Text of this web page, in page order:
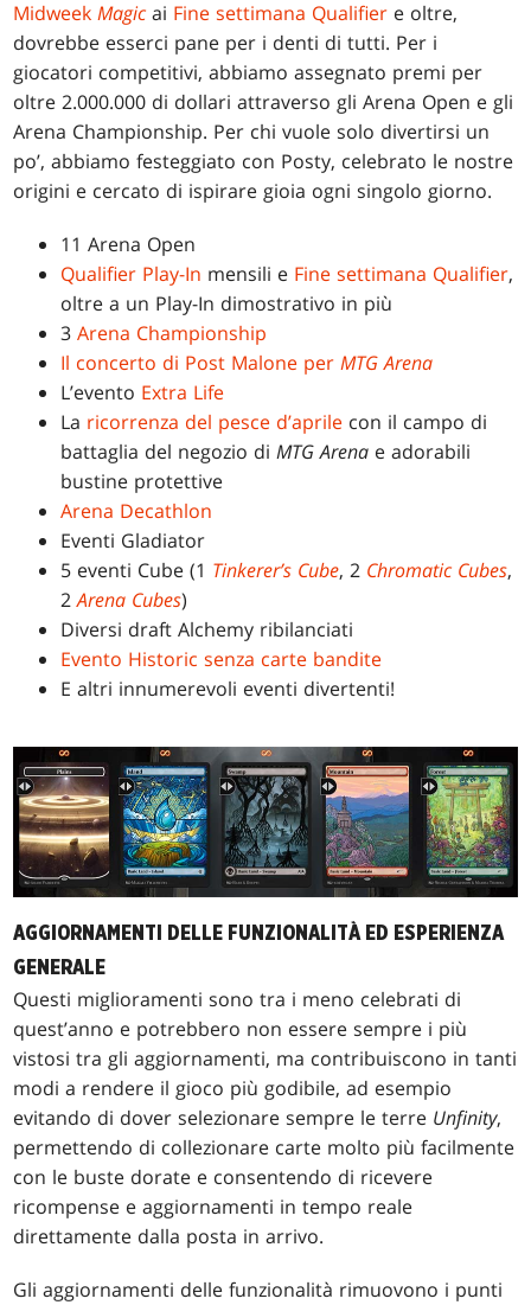
MidweekMagicai Fine settimana Qualifier e oltre,
dovrebbe esserci pane per i denti di tutti. Per i
giocatori competitivi, abbiamo assegnato premi per
oltre 2.000.000 di dollari attraverso gli Arena Open e gli
Arena Championship. Per chi vuole solo divertirsi un
po’, abbiamo festeggiato con Posty, celebrato le nostre
origini e cercato di ispirare gioia ogni singolo giorno.
11 Arena Open
Qualifier Play-In mensili e Fine settimana Qualifier,
oltre a un Play-In dimostrativo in più
3Arena Championship
Il concerto di Post Malone perMTG Arena
L’evento Extra Life
La ricorrenza del pesce d’aprile con il campo di
battaglia del negozio diMTG Arena e adorabili
bustine protettive
Arena Decathlon
Eventi Gladiator
5 eventi Cube (1 Tinkerer’s Cube, 2 Chromatic Cubes,
2Arena Cubes)
Diversi draft Alchemy ribilanciati
Evento Historic senza carte bandite
E altri innumerevoli eventi divertenti!
AGGIORNAMENTI DELLE FUNZIONALITÀ ED ESPERIENZA
GENERALE
Questi miglioramenti sono tra i meno celebrati di
quest’anno e potrebbero non essere sempre i più
vistosi tra gli aggiornamenti, ma contribuiscono in tanti
modi a rendere il gioco più godibile, ad esempio
evitando di dover selezionare sempre le terre Unfinity,
permettendo di collezionare carte molto più facilmente
con le buste dorate e consentendo di ricevere
ricompense e aggiornamenti in tempo reale
direttamente dalla posta in arrivo.
Gli aggiornamenti delle funzionalità rimuovono i punti